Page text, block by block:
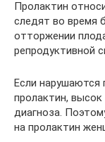
Пролактин
следят во время
отторжении
репродуктивной
Если нарушаются
пролактин, высок
диагноза.
на пролактин